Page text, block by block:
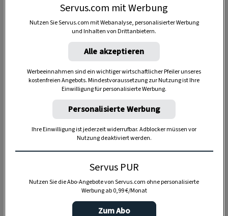
Anzeige
Servus.com mit Werbung
Nutzen Sie Servus.com mit Webanalyse, personalisierter Werbung
und Inhalten von Drittanbietern.
Alle akzeptieren
Werbeeinnahmen sind ein wichtiger wirtschaftlicher Pfeiler unseres
kostenfreien Angebots. Mindestvoraussetzung zur Nutzung ist Ihre
Einwilligung für personalisierte Werbung.
Personalisierte Werbung
Ihre Einwilligung ist jederzeit widerrufbar. Adblocker müssen vor
Nutzung deaktiviert werden.
Servus PUR
Nutzen Sie die Abo-Angebote von Servus.com ohne personalisierte
Werbung ab 0,99 €/Monat
Zum Abo